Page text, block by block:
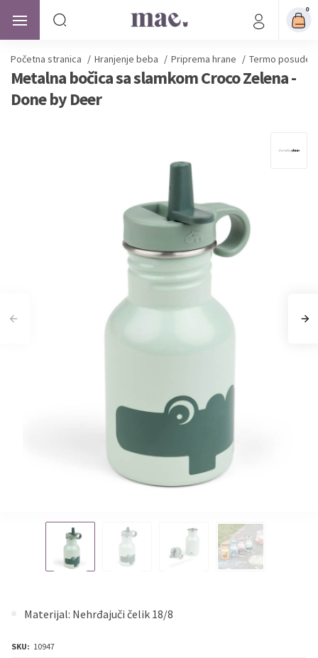
0
Početna stranica / Hranjenje beba / Priprema hrane / Termo posude
Metalna bočica sa slamkom Croco Zelena -
Done by Deer
Materijal: Nehrđajuči čelik 18/8
SKU: 10947